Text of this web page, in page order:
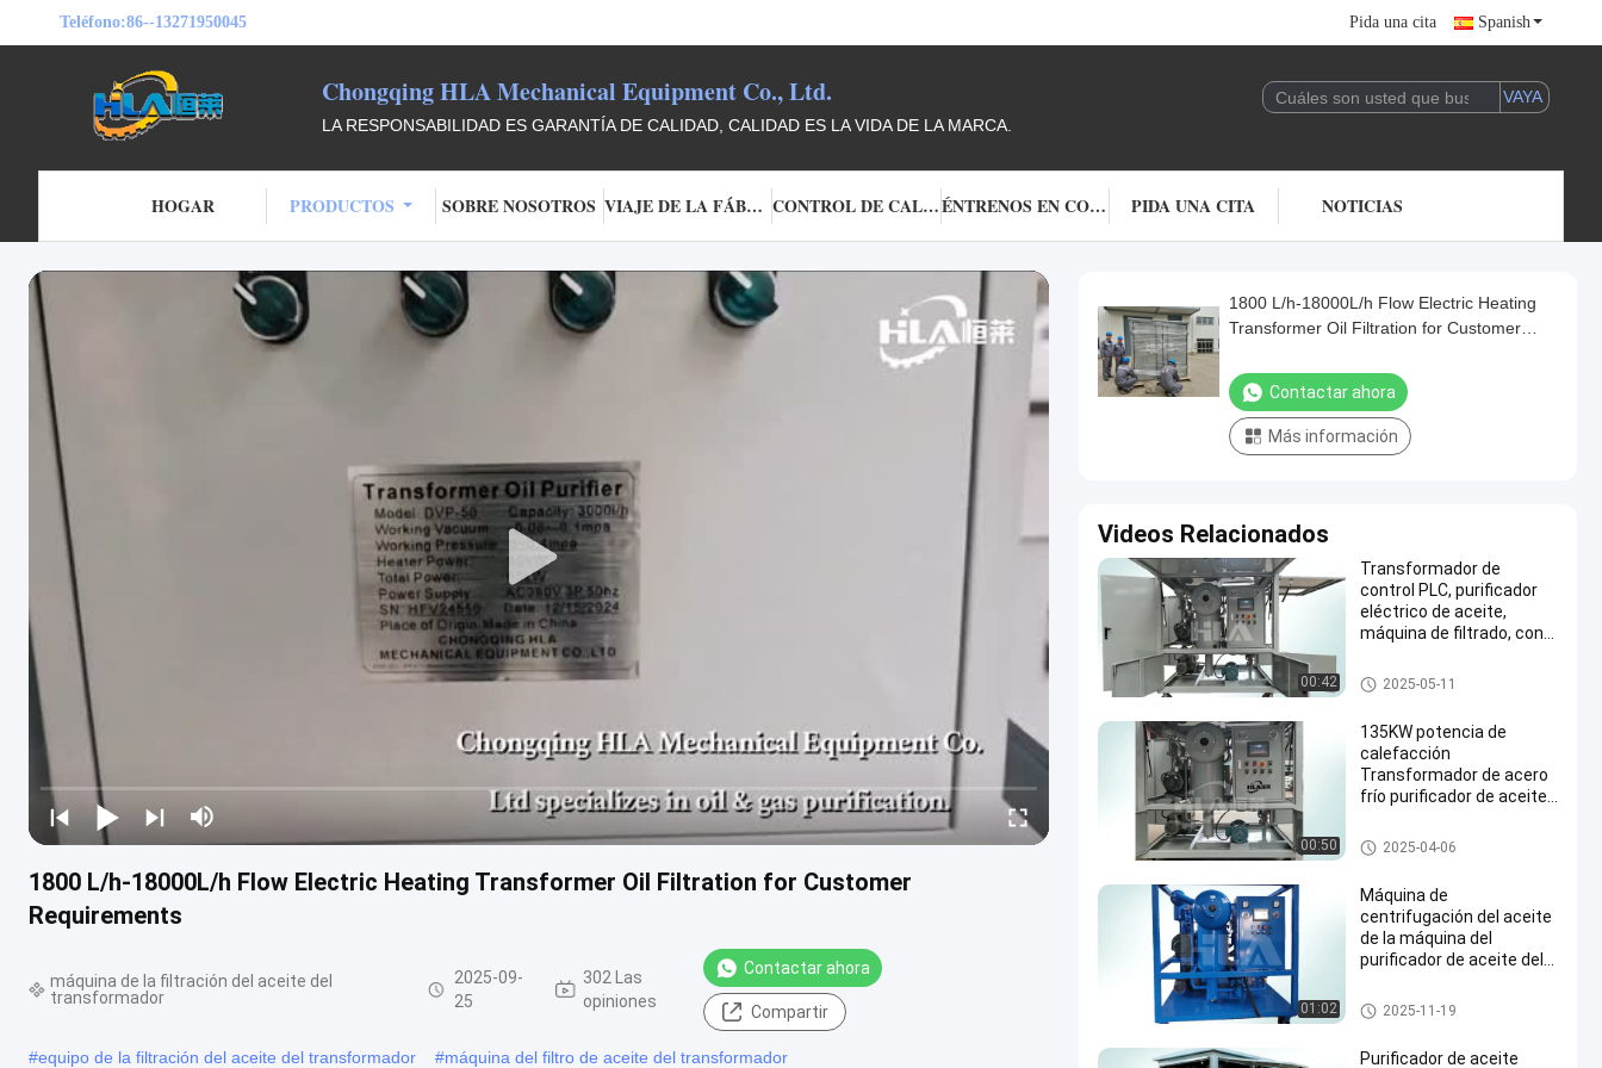
Teléfono:86--13271950045 Pida una cita Spanish
Chongqing HLA Mechanical Equipment Co., Ltd.
LA RESPONSABILIDAD ES GARANTÍA DE CALIDAD, CALIDAD ES LA VIDA DE LA MARCA.
HOGAR PRODUCTOS SOBRE NOSOTROS VIAJE DE LA FÁBRICA CONTROL DE CALIDAD ÉNTRENOS EN CONTACTO CON PIDA UNA CITA NOTICIAS
1800 L/h-18000L/h Flow Electric Heating Transformer Oil Filtration for Customer
Requirements
máquina de la filtración del aceite del
transformador
2025-09-
25
302 Las
opiniones
Contactar ahora
Compartir
#equipo de la filtración del aceite del transformador #máquina del filtro de aceite del transformador
1800 L/h-18000L/h Flow Electric Heating
Transformer Oil Filtration for Customer
Contactar ahora
Más información
Videos Relacionados
00:42
Transformador de
control PLC, purificador
eléctrico de aceite,
máquina de filtrado, con
máquina de la filtración del ac
eite del transformador
2025-05-11
00:50
135KW potencia de
calefacción
Transformador de acero
frío purificador de aceite
purificación de aceite
máquina del purificador de ace
ite del transformador
2025-04-06
01:02
Máquina de
centrifugación del aceite
de la máquina del
purificador de aceite del
seguridad en el trabajo
máquina del purificador de ace
ite del transformador
2025-11-19
Purificador de aceite